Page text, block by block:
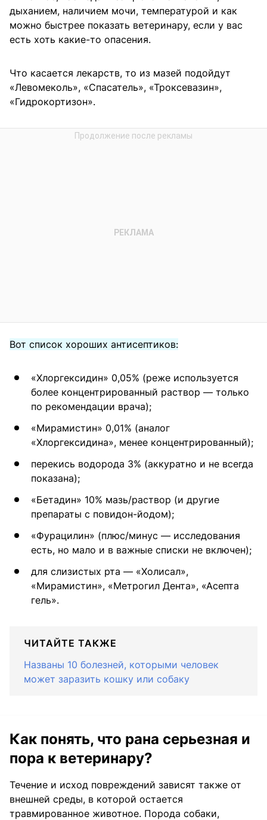
дыханием, наличием мочи, температурой и как
можно быстрее показать ветеринару, если у вас
есть хоть какие-то опасения.
Что касается лекарств, то из мазей подойдут
«Левомеколь», «Спасатель», «Троксевазин»,
«Гидрокортизон».
Вот список хороших антисептиков:
«Хлоргексидин» 0,05% (реже используется
более концентрированный раствор — только
по рекомендации врача);
«Мирамистин» 0,01% (аналог
«Хлоргексидина», менее концентрированный);
перекись водорода 3% (аккуратно и не всегда
показана);
«Бетадин» 10% мазь/раствор (и другие
препараты с повидон-йодом);
«Фурацилин» (плюс/минус — исследования
есть, но мало и в важные списки не включен);
для слизистых рта — «Холисал»,
«Мирамистин», «Метрогил Дента», «Асепта
гель».
ЧИТАЙТЕ ТАКЖЕ
Названы 10 болезней, которыми человек
может заразить кошку или собаку
Как понять, что рана серьезная и
пора к ветеринару?
Течение и исход повреждений зависят также от
внешней среды, в которой остается
травмированное животное. Порода собаки,